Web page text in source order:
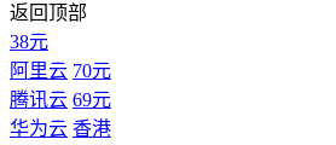
返回顶部
38元
阿里云 70元
腾讯云 69元
华为云 香港